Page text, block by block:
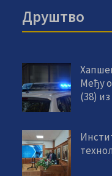
Друштво
Међу
(38)